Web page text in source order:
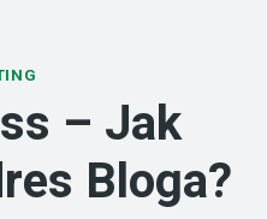
– Jak
Bloga?